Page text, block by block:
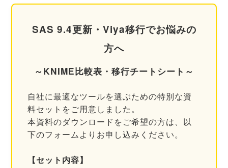
SAS 9.4更新・Viya移行でお悩みの
方へ
～KNIME比較表・移行チートシート～
自社に最適なツールを選ぶための特別な資
料セットをご用意しました。
本資料のダウンロードをご希望の方は、以
下のフォームよりお申し込みください。
【セット内容】